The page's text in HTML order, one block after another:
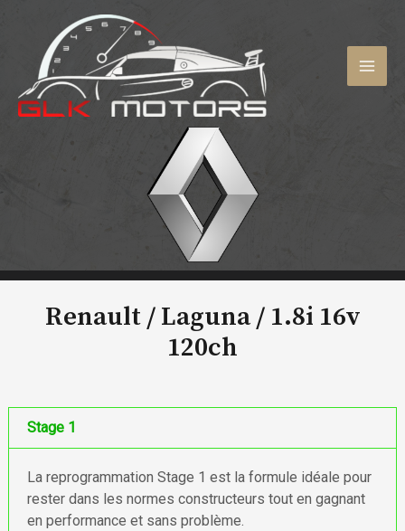
contenu
Renault / Laguna / 1.8i 16v
120ch
Stage 1
La reprogrammation Stage 1 est la formule idéale pour
rester dans les normes constructeurs tout en gagnant
en performance et sans problème.